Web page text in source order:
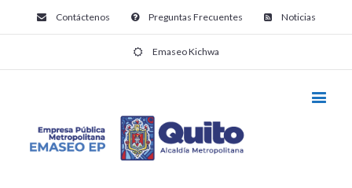
Contáctenos Preguntas Frecuentes Noticias
Emaseo Kichwa